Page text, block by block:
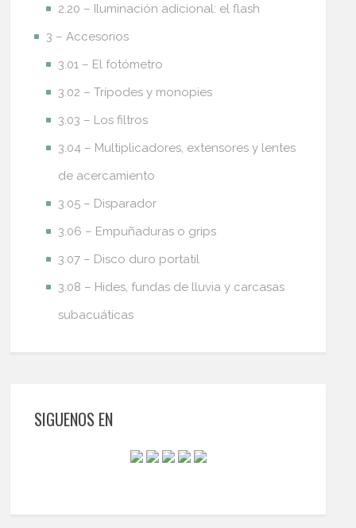
2.20 – Iluminación adicional: el flash
3 – Accesorios
3.01 – El fotómetro
3.02 – Trípodes y monopies
3.03 – Los filtros
3.04 – Multiplicadores, extensores y lentes
de acercamiento
3.05 – Disparador
3.06 – Empuñaduras o grips
3.07 – Disco duro portatil
3.08 – Hides, fundas de lluvia y carcasas
subacuáticas
SIGUENOS EN